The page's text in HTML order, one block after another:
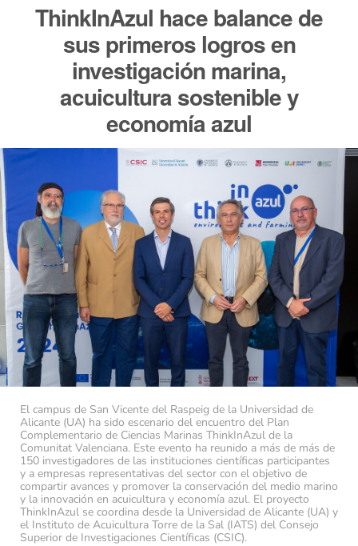
ThinkInAzul hace balance de
sus primeros logros en
investigación marina,
acuicultura sostenible y
economía azul
El campus de San Vicente del Raspeig de la Universidad de
Alicante (UA) ha sido escenario del encuentro del Plan
Complementario de Ciencias Marinas ThinkInAzul de la
Comunitat Valenciana. Este evento ha reunido a más de más de
150 investigadores de las instituciones científicas participantes
y a empresas representativas del sector con el objetivo de
compartir avances y promover la conservación del medio marino
y la innovación en acuicultura y economía azul. El proyecto
ThinkInAzul se coordina desde la Universidad de Alicante (UA) y
el Instituto de Acuicultura Torre de la Sal (IATS) del Consejo
Superior de Investigaciones Científicas (CSIC).